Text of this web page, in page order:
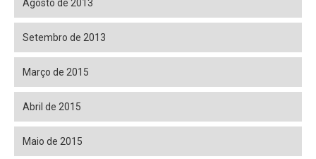
Agosto de 2013
Setembro de 2013
Março de 2015
Abril de 2015
Maio de 2015